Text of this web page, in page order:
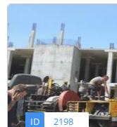
ID 2198